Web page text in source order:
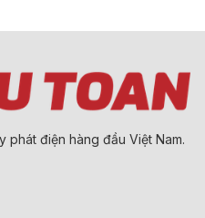
phát điện hàng đầu Việt Nam.